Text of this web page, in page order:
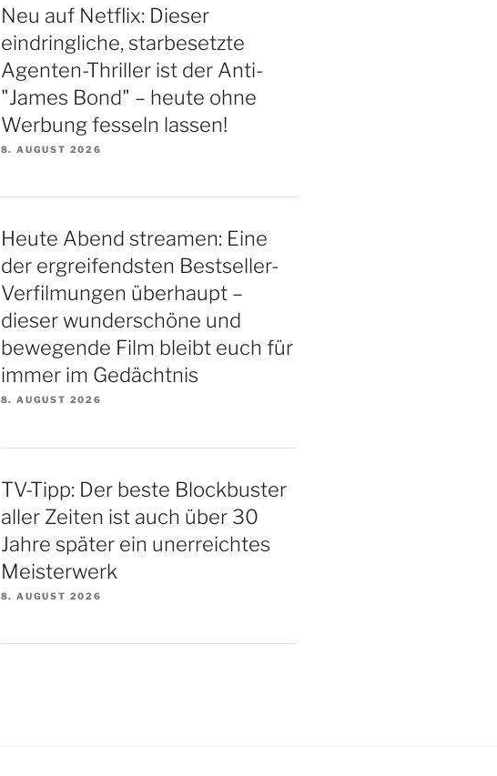
Neu auf Netflix: Dieser
eindringliche, starbesetzte
Agenten-Thriller ist der Anti-
"James Bond" – heute ohne
Werbung fesseln lassen!
8. AUGUST 2026
Heute Abend streamen: Eine
der ergreifendsten Bestseller-
Verfilmungen überhaupt –
dieser wunderschöne und
bewegende Film bleibt euch für
immer im Gedächtnis
8. AUGUST 2026
TV-Tipp: Der beste Blockbuster
aller Zeiten ist auch über 30
Jahre später ein unerreichtes
Meisterwerk
8. AUGUST 2026